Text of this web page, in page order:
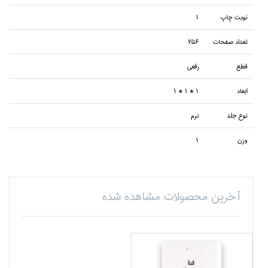
نوبت چاپ
1
تعداد صفحات
256
قطع
رقعي
ابعاد
1 * 1 * 1
نوع جلد
نرم
وزن
1
آخرین محصولات مشاهده شده